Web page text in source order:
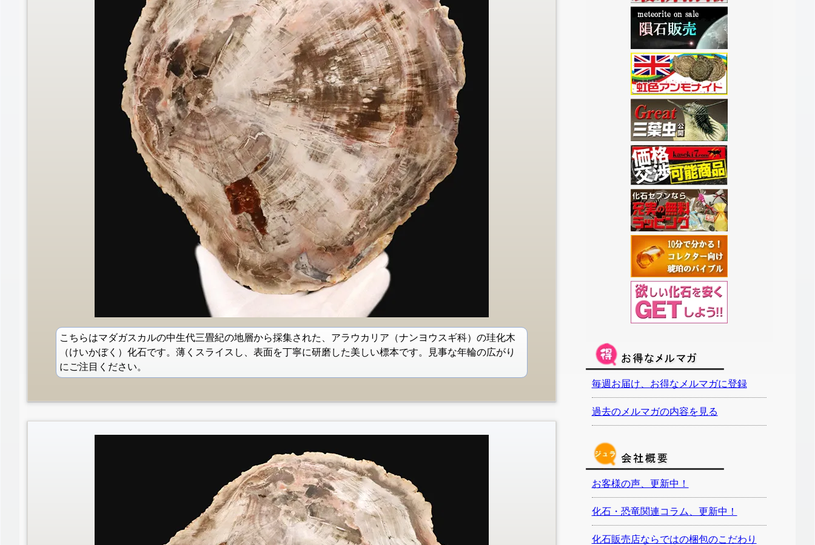
こちらはマダガスカルの中生代三畳紀の地層から採集された、アラウカリア（ナンヨウスギ科）の珪化木
（けいかぼく）化石です。薄くスライスし、表面を丁寧に研磨した美しい標本です。見事な年輪の広がり
にご注目ください。
毎週お届け、お得なメルマガに登録
過去のメルマガの内容を見る
お客様の声、更新中！
化石・恐竜関連コラム、更新中！
化石販売店ならではの梱包のこだわり